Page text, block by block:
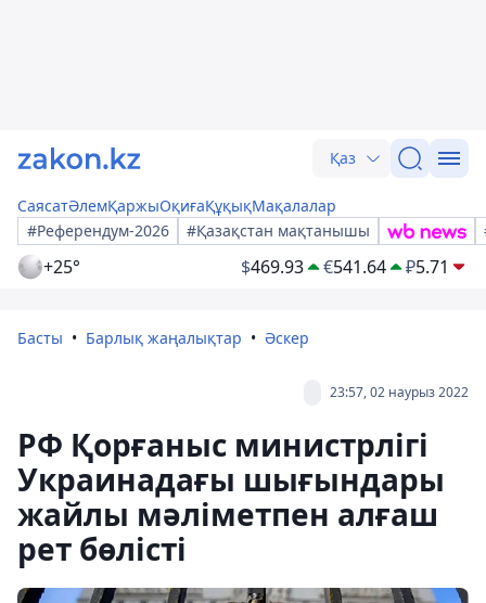
Қаз
СаясатӘлемҚаржыОқиғаҚұқықМақалалар
#Референдум-2026
#Қазақстан мақтанышы
+25° $469.93 €541.64 ₽5.71
Басты Барлық жаңалықтар Әскер
23:57, 02 наурыз 2022
РФ Қорғаныс министрлігі
Украинадағы шығындары
жайлы мәліметпен алғаш
рет бөлісті